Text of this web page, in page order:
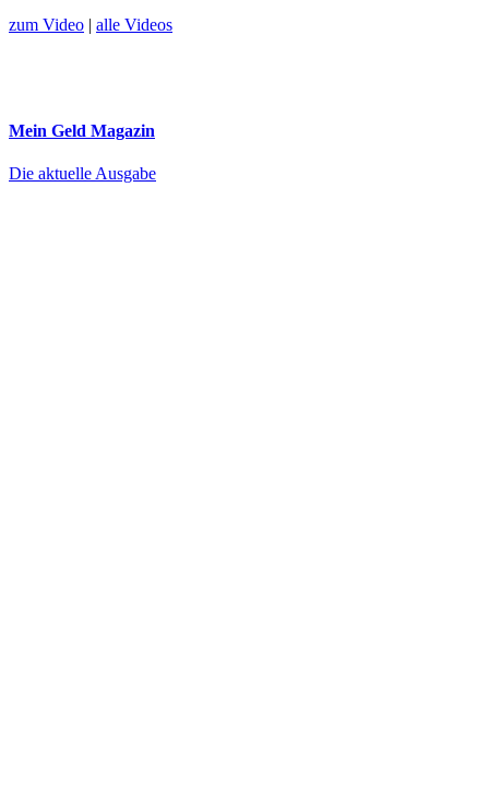
zum Video | alle Videos
Mein Geld Magazin
Die aktuelle Ausgabe